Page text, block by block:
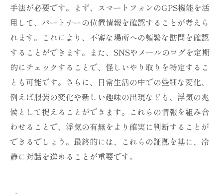
手法が必要です。まず、スマートフォンのGPS機能を活
用して、パートナーの位置情報を確認することが考えら
れます。これにより、不審な場所への頻繁な訪問を確認
することができます。また、SNSやメールのログを定期
的にチェックすることで、怪しいやり取りを特定するこ
とも可能です。さらに、日常生活の中での些細な変化、
例えば服装の変化や新しい趣味の出現なども、浮気の兆
候として捉えることができます。これらの情報を組み合
わせることで、浮気の有無をより確実に判断することが
できるでしょう。最終的には、これらの証拠を基に、冷
静に対話を進めることが重要です。